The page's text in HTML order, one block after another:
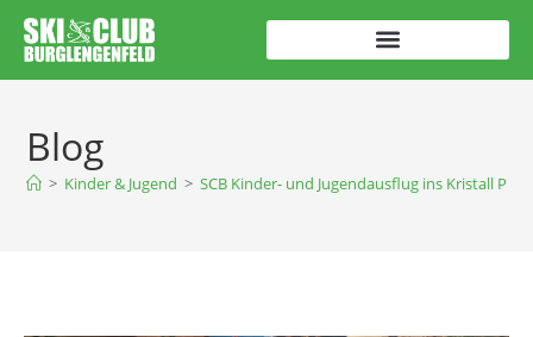
Blog
> Kinder & Jugend > SCB Kinder- und Jugendausflug ins Kristall